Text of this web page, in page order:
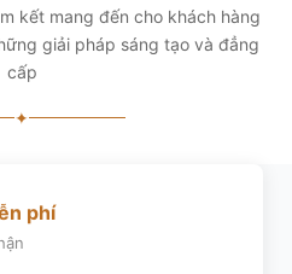
kết mang đến cho khách hàng
giải pháp sáng tạo và đẳng
cấp
✦
phí